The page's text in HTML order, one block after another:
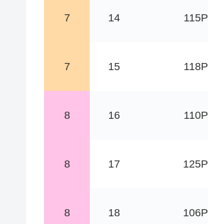
7 14 115P
7 15 118P
8 16 110P
8 17 125P
8 18 106P